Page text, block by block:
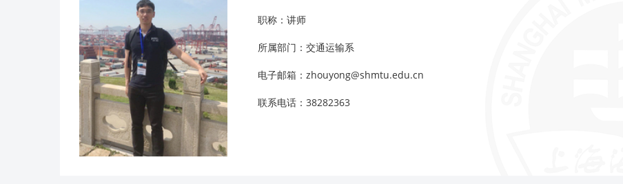
职称：讲师
所属部门：交通运输系
电子邮箱：zhouyong@shmtu.edu.cn
联系电话：38282363